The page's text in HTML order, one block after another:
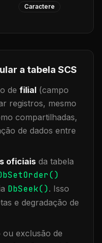
Caractere
a tabela SCS
de filial (campo
registros, mesmo
compartilhadas,
de dados entre
oficiais da tabela
DbSeek(). Isso
e degradação de
exclusão de